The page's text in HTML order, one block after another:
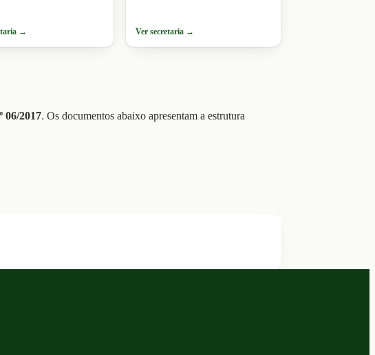
→ Ver secretaria →
06/2017. Os documentos abaixo apresentam a estrutura